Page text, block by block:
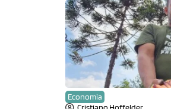
Economia
Cristiano Hoffelder